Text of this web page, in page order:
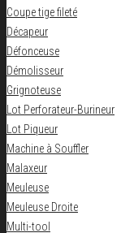
Coupe tige fileté
Décapeur
Défonceuse
Démolisseur
Grignoteuse
Lot Perforateur-Burineur
Lot Piqueur
Machine à Souffler
Malaxeur
Meuleuse
Meuleuse Droite
Multi-tool